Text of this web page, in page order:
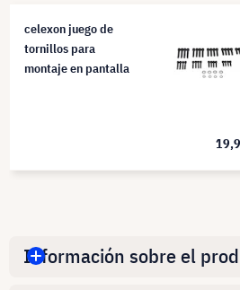
celexon juego de
tornillos para
montaje en pantalla
Información sobre el